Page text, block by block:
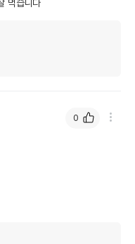
9601
먹습니다
0